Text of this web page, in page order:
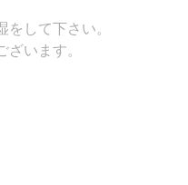
して下さい。
います。